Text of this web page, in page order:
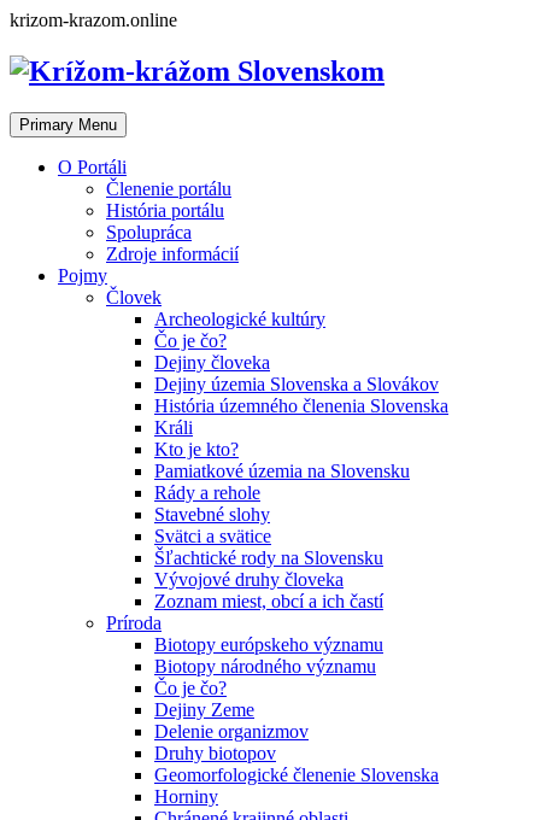
Skip
content
krizom-krazom.online
Primary Menu
O Portáli
Členenie portálu
História portálu
Spolupráca
Zdroje informácií
Pojmy
Človek
Archeologické kultúry
Čo je čo?
Dejiny človeka
Dejiny územia Slovenska a Slovákov
História územného členenia Slovenska
Králi
Kto je kto?
Pamiatkové územia na Slovensku
Rády a rehole
Stavebné slohy
Svätci a svätice
Šľachtické rody na Slovensku
Vývojové druhy človeka
Zoznam miest, obcí a ich častí
Príroda
Biotopy európskeho významu
Biotopy národného významu
Čo je čo?
Dejiny Zeme
Delenie organizmov
Druhy biotopov
Geomorfologické členenie Slovenska
Horniny